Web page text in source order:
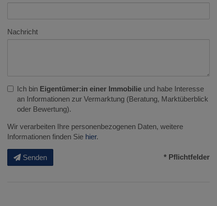
Nachricht
Ich bin Eigentümer:in einer Immobilie und habe Interesse
an Informationen zur Vermarktung (Beratung, Marktüberblick
oder Bewertung).
Wir verarbeiten Ihre personenbezogenen Daten, weitere
Informationen finden Sie hier.
Senden * Pflichtfelder